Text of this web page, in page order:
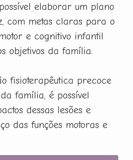
elaborar um plano
com metas claras para o
e cognitivo infantil
objetivos da família.
fisioterapêutica precoce
família, é possível
dessas lesões e
das funções motoras e